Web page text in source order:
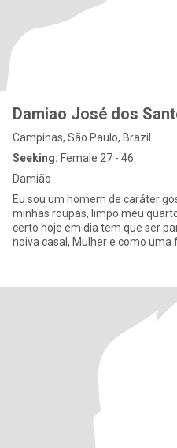
Damiao José dos
Campinas, São Paulo, Brazil
Seeking: Female 27 - 46
Damião
Eu sou um homem de caráter
minhas roupas, limpo meu
certo hoje em dia tem que ser
noiva casal, Mulher e como uma flor,se cuida ela não morre só